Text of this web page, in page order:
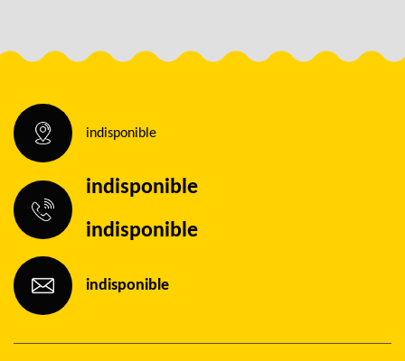
indisponible
indisponible
indisponible
indisponible